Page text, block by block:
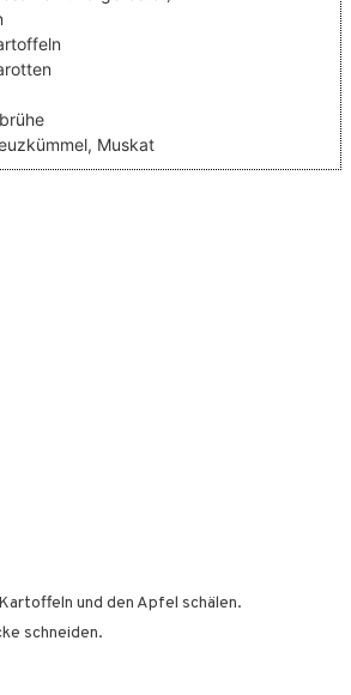
Muskat
und den Apfel schälen.
schneiden.